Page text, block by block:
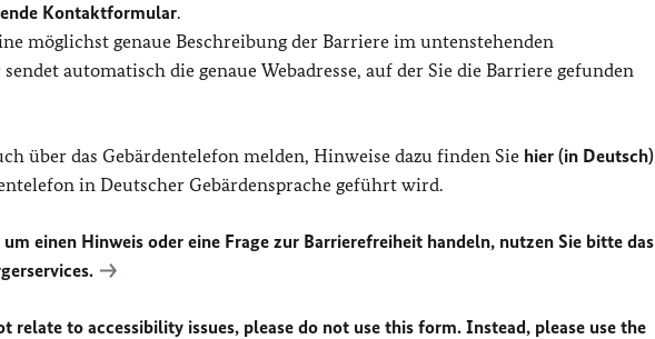
Kontaktformular.
möglichst genaue Beschreibung der Barriere im untenstehenden
automatisch die genaue Webadresse, auf der Sie die Barriere gefunden
über das Gebärdentelefon melden, Hinweise dazu finden Sie hier (in Deutsch)
in Deutscher Gebärdensprache geführt wird.
einen Hinweis oder eine Frage zur Barrierefreiheit handeln, nutzen Sie bitte das
to accessibility issues, please do not use this form. Instead, please use the